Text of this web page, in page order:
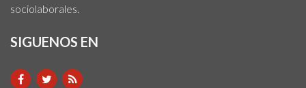
sociolaborales.
SIGUENOS EN